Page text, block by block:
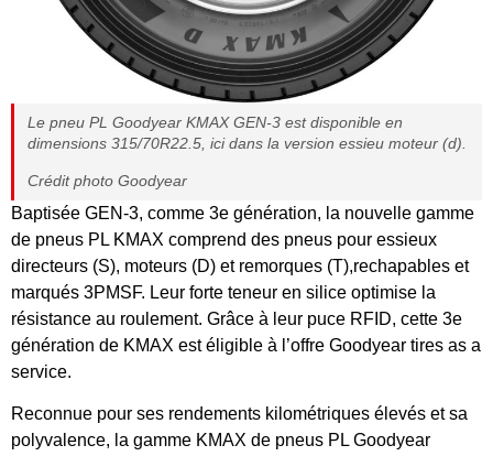
Le pneu PL Goodyear KMAX GEN-3 est disponible en
dimensions 315/70R22.5, ici dans la version essieu moteur (d).
Crédit photo Goodyear
Baptisée GEN-3, comme 3e génération, la nouvelle gamme
de pneus PL KMAX comprend des pneus pour essieux
directeurs (S), moteurs (D) et remorques (T),rechapables et
marqués 3PMSF. Leur forte teneur en silice optimise la
résistance au roulement. Grâce à leur puce RFID, cette 3e
génération de KMAX est éligible à l’offre Goodyear tires as a
service.
Reconnue pour ses rendements kilométriques élevés et sa
polyvalence, la gamme KMAX de pneus PL Goodyear